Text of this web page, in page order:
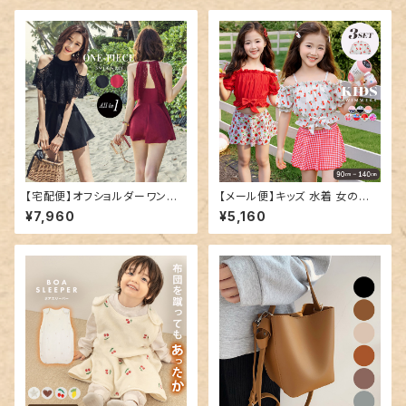
【宅配便】オフショルダーワンピ
ース／hys1768
¥7,960
【メール便】キッズ 水着 女の子
セパレート オフショルダー／kid
s597
¥5,160